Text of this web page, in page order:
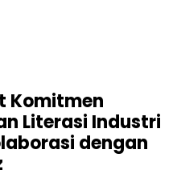
Komitmen
Literasi Industri
dengan